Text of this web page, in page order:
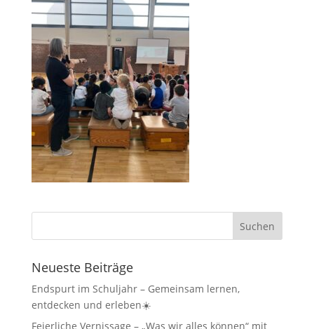
Neueste Beiträge
Endspurt im Schuljahr – Gemeinsam lernen,
entdecken und erleben☀️
Feierliche Vernissage – „Was wir alles können“ mit